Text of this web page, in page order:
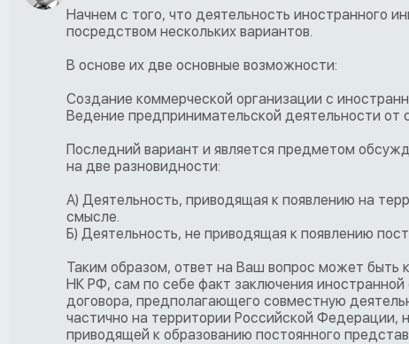
Начнем с того, что деятельность иностранного
посредством нескольких вариантов.
В основе их две основные возможности:
Создание коммерческой организации с
Ведение предпринимательской деятельности от
Последний вариант и является предметом
на две разновидности:
А) Деятельность, приводящая к появлению на
смысле.
Б) Деятельность, не приводящая к появлению
Таким образом, ответ на Ваш вопрос может быть
НК РФ, сам по себе факт заключения
договора, предполагающего совместную
частично на территории Российской Федерации,
приводящей к образованию постоянного